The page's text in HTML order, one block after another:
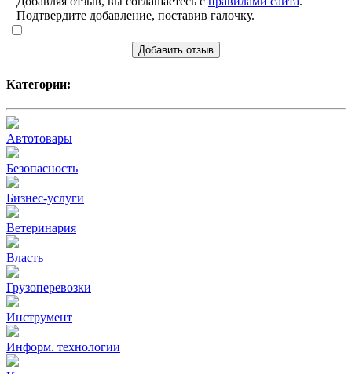
Подтвердите добавление, поставив галочку.
Добавить отзыв
Категории:
Автотовары
Безопасность
Бизнес-услуги
Ветеринария
Власть
Грузоперевозки
Инструмент
Информ. технологии